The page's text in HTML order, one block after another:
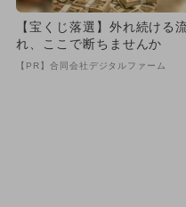
【宝くじ落選】外れ続ける
れ、ここで断ちませんか
【PR】合同会社デジタルファーム